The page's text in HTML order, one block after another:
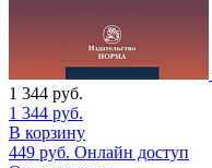
1 344 руб.
1 344 руб.
В корзину
449 руб. Онлайн доступ